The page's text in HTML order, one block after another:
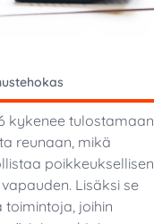
kykenee tulostamaan
reunaan, mikä
poikkeuksellisen
Lisäksi se
joihin